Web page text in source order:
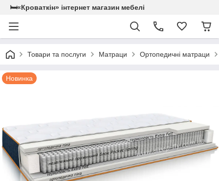
🛏«Кроваткiн» iнтернет магазин мебелi
Товари та послуги Матраци Ортопедичні матраци
Новинка